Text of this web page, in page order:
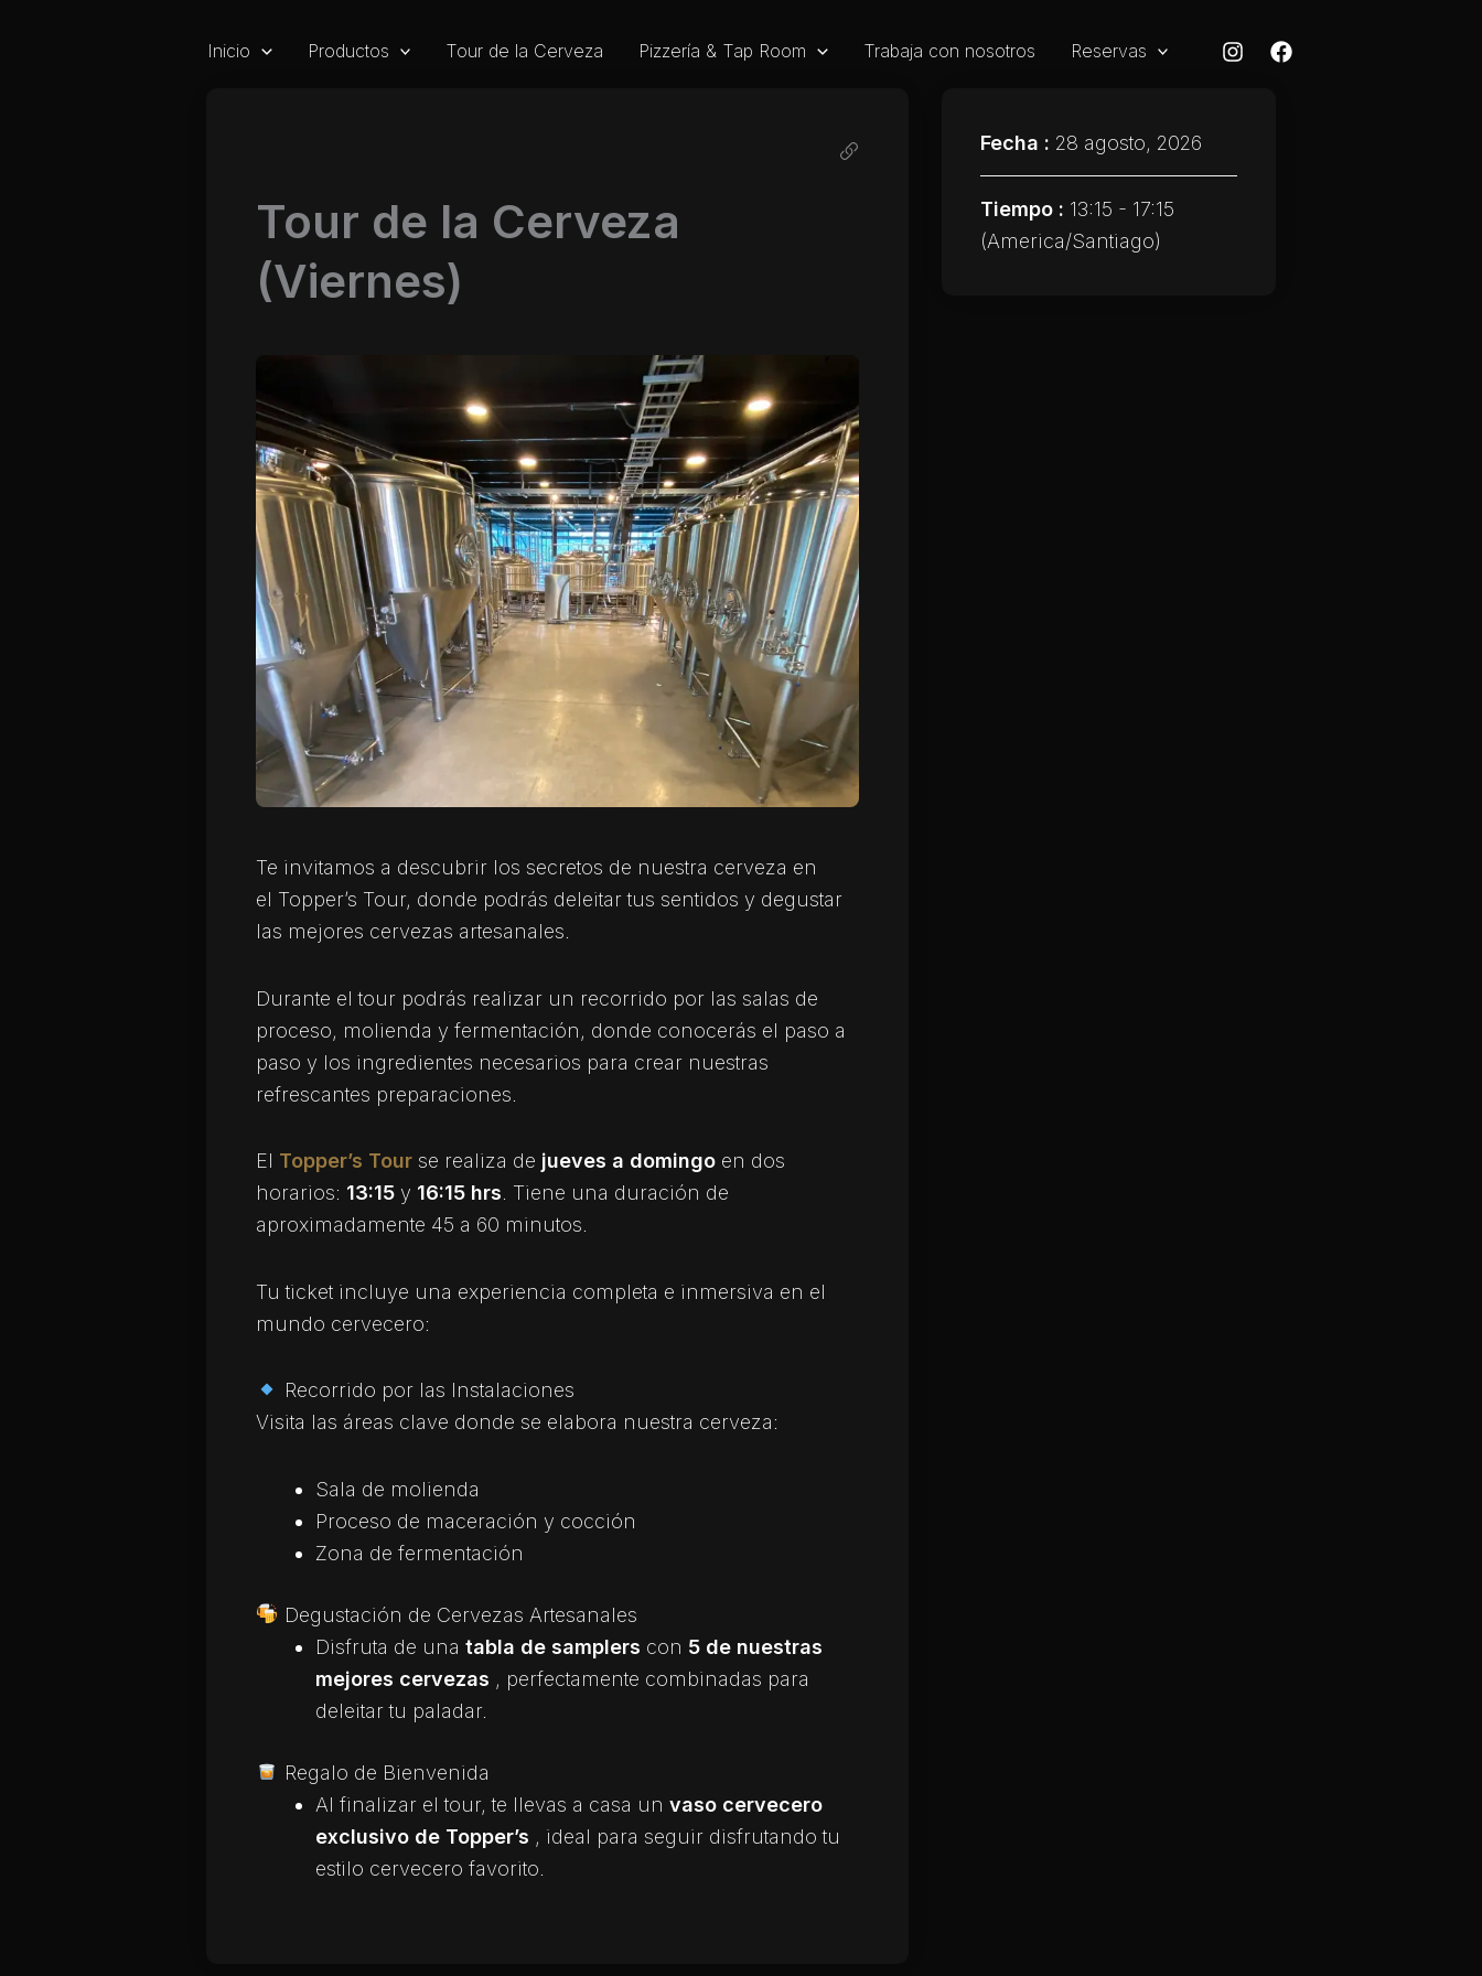
Inicio Productos Tour de la Cerveza Pizzería & Tap Room Trabaja con nosotros Reservas
Tour de la Cerveza
(Viernes)
Te invitamos a descubrir los secretos de nuestra cerveza en
el Topper’s Tour, donde podrás deleitar tus sentidos y degustar
las mejores cervezas artesanales.
Durante el tour podrás realizar un recorrido por las salas de
proceso, molienda y fermentación, donde conocerás el paso a
paso y los ingredientes necesarios para crear nuestras
refrescantes preparaciones.
El Topper’s Tour se realiza de jueves a domingo en dos
horarios: 13:15 y 16:15 hrs . Tiene una duración de
aproximadamente 45 a 60 minutos.
Tu ticket incluye una experiencia completa e inmersiva en el
mundo cervecero:
Recorrido por las Instalaciones
Visita las áreas clave donde se elabora nuestra cerveza:
Sala de molienda
Proceso de maceración y cocción
Zona de fermentación
Degustación de Cervezas Artesanales
Disfruta de una tabla de samplers con 5 de nuestras
mejores cervezas , perfectamente combinadas para
deleitar tu paladar.
Regalo de Bienvenida
Al finalizar el tour, te llevas a casa un vaso cervecero
exclusivo de Topper’s , ideal para seguir disfrutando tu
estilo cervecero favorito.
Fecha : 28 agosto, 2026
Tiempo : 13:15 - 17:15
(America/Santiago)